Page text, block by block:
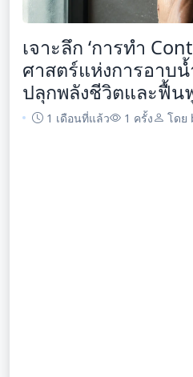
เจาะลึก ‘การทำ
ศาสตร์แห่งการอาบ
ปลุกพลังชีวิตและฟื้น
1 เดือนที่แล้ว 1 ครั้ง โดย